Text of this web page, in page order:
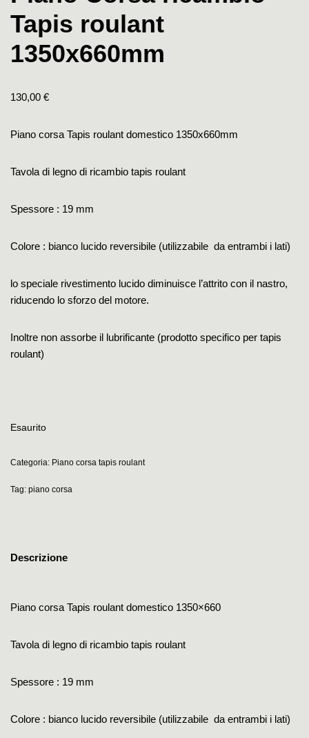
Tapis roulant
1350x660mm
130,00 €
Piano corsa Tapis roulant domestico 1350x660mm
Tavola di legno di ricambio tapis roulant
Spessore : 19 mm
Colore : bianco lucido reversibile (utilizzabile da entrambi i lati)
lo speciale rivestimento lucido diminuisce l’attrito con il nastro,
riducendo lo sforzo del motore.
Inoltre non assorbe il lubrificante (prodotto specifico per tapis
roulant)
Esaurito
Categoria: Piano corsa tapis roulant
Tag: piano corsa
Descrizione
Piano corsa Tapis roulant domestico 1350×660
Tavola di legno di ricambio tapis roulant
Spessore : 19 mm
Colore : bianco lucido reversibile (utilizzabile da entrambi i lati)